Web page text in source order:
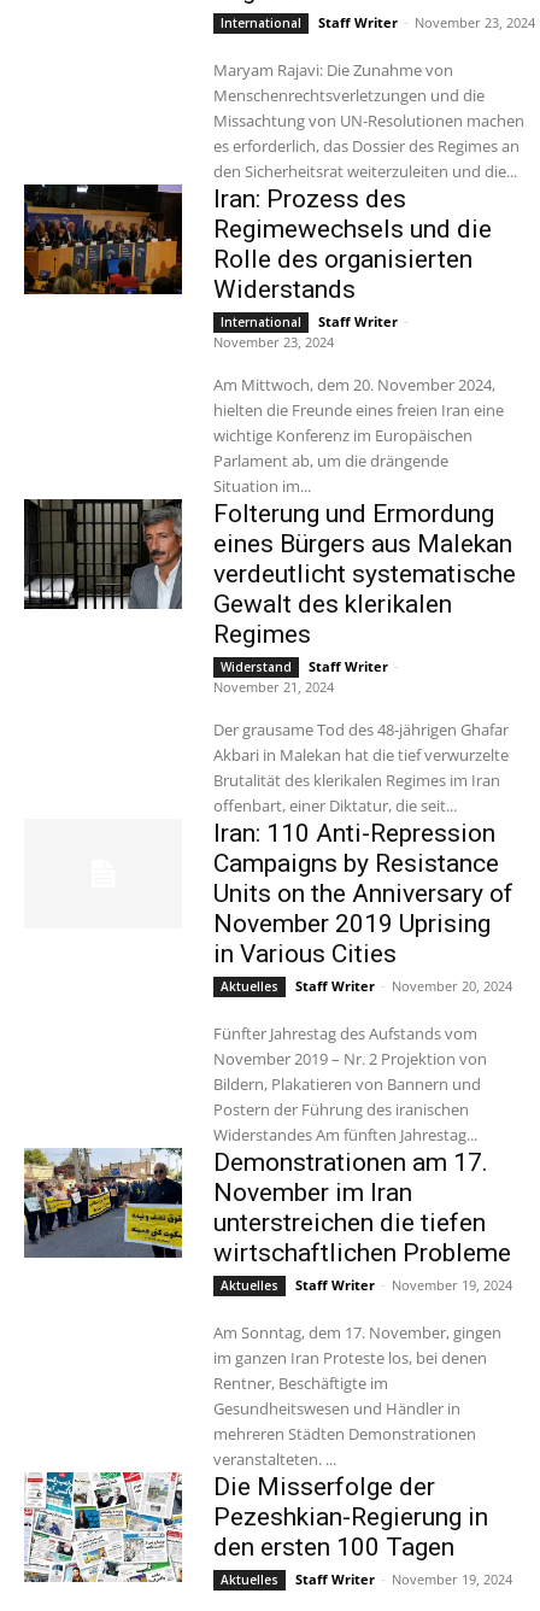
International Staff Writer - November 23, 2024
Maryam Rajavi: Die Zunahme von
Menschenrechtsverletzungen und die
Missachtung von UN-Resolutionen machen
es erforderlich, das Dossier des Regimes an
den Sicherheitsrat weiterzuleiten und die...
Iran: Prozess des
Regimewechsels und die
Rolle des organisierten
Widerstands
International Staff Writer -
November 23, 2024
Am Mittwoch, dem 20. November 2024,
hielten die Freunde eines freien Iran eine
wichtige Konferenz im Europäischen
Parlament ab, um die drängende
Situation im...
Folterung und Ermordung
eines Bürgers aus Malekan
verdeutlicht systematische
Gewalt des klerikalen
Regimes
Widerstand Staff Writer -
November 21, 2024
Der grausame Tod des 48-jährigen Ghafar
Akbari in Malekan hat die tief verwurzelte
Brutalität des klerikalen Regimes im Iran
offenbart, einer Diktatur, die seit...
Iran: 110 Anti-Repression
Campaigns by Resistance
Units on the Anniversary of
November 2019 Uprising
in Various Cities
Aktuelles Staff Writer - November 20, 2024
Fünfter Jahrestag des Aufstands vom
November 2019 – Nr. 2 Projektion von
Bildern, Plakatieren von Bannern und
Postern der Führung des iranischen
Widerstandes Am fünften Jahrestag...
Demonstrationen am 17.
November im Iran
unterstreichen die tiefen
wirtschaftlichen Probleme
Aktuelles Staff Writer - November 19, 2024
Am Sonntag, dem 17. November, gingen
im ganzen Iran Proteste los, bei denen
Rentner, Beschäftigte im
Gesundheitswesen und Händler in
mehreren Städten Demonstrationen
veranstalteten. ...
Die Misserfolge der
Pezeshkian-Regierung in
den ersten 100 Tagen
Aktuelles Staff Writer - November 19, 2024